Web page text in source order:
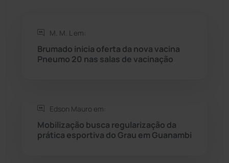
Rio de Contas
Rio do Antônio
Saúde
Seabra (50)
M. M. L em:
Brumado inicia oferta da nova vacina
Pneumo 20 nas salas de vacinação
Edson Mauro em:
Mobilização busca regularização da
prática esportiva do Grau em Guanambi